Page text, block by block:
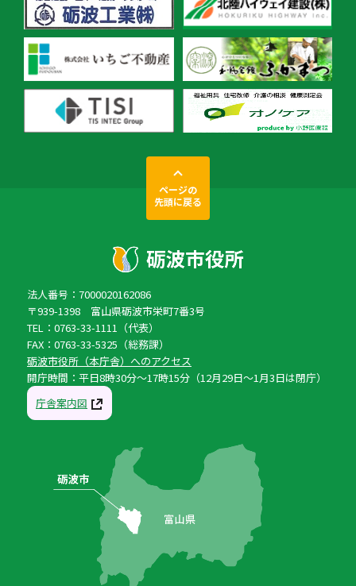
ページの
先頭に戻る
法人番号：7000020162086
〒939-1398 富山県砺波市栄町7番3号
TEL：0763-33-1111（代表）
FAX：0763-33-5325（総務課）
砺波市役所（本庁舎）へのアクセス
開庁時間：平日8時30分〜17時15分（12月29日〜1月3日は閉庁）
庁舎案内図